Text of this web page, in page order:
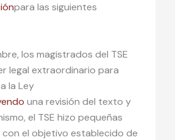
para las siguientes
los magistrados del TSE
legal extraordinario para
la Ley
una revisión del texto y
el TSE hizo pequeñas
el objetivo establecido de